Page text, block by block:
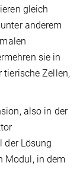
gleich
anderem
sie in
Zellen,
also in der
der Lösung
Modul, in dem